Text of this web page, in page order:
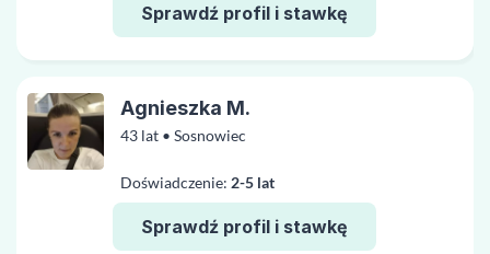
Sprawdź profil i stawkę
43 lat • Sosnowiec
Doświadczenie: 2-5 lat
Sprawdź profil i stawkę
Agnieszka M.